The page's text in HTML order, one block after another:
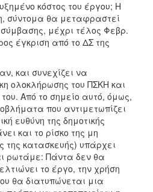
κόστος του έργου; Η
σύντομα θα μεταφραστεί
μέχρι τέλος Φεβρ.
έγκριση από το ΔΣ της
και συνεχίζει να
ολοκλήρωσης του ΠΣΚΗ και
Από το σημείο αυτό, όμως,
που αντιμετωπίζει
ευθύνη της δημοτικής
και το ρίσκο της μη
της κατασκευής) υπάρχει
ρωτάμε: Πάντα δεν θα
το έργο, την χρήση
θα διατυπώνεται μια